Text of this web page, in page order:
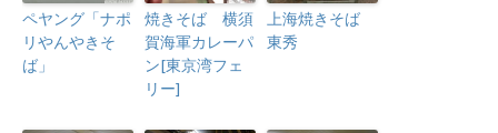
ペヤング「ナポ
リやんやきそ
ば」
焼きそば 横須
賀海軍カレーパ
ン[東京湾フェ
リー]
上海焼きそば
東秀